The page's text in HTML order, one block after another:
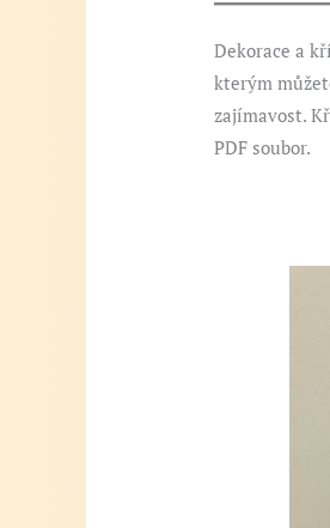
Dekorace a
kterým
zajímavost.
PDF soubor.